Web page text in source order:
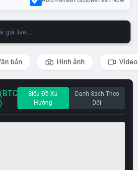
giá live...
bản Hình ảnh Video
(BTC
)
Biểu Đồ Xu
Hướng
Danh Sách Theo
Dõi